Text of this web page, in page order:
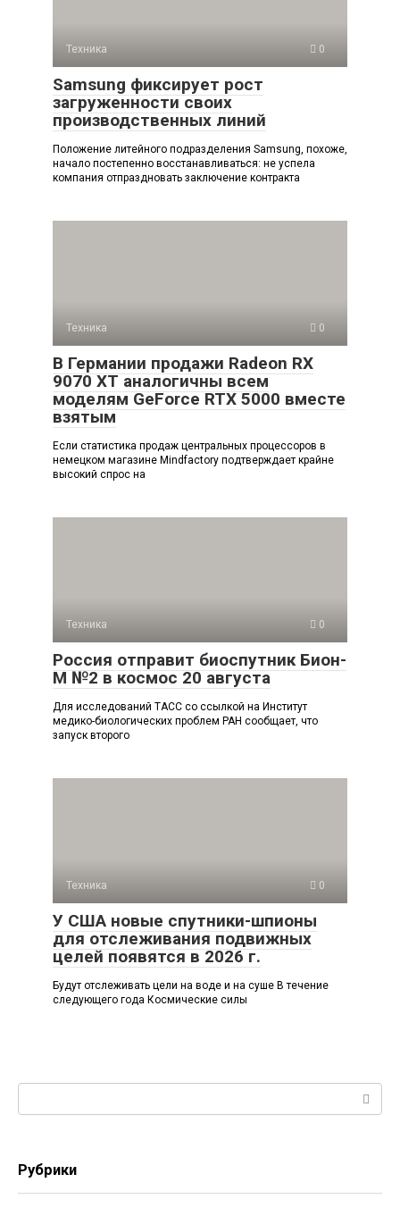
Техника 0
Samsung фиксирует рост
загруженности своих
производственных линий
Положение литейного подразделения Samsung, похоже,
начало постепенно восстанавливаться: не успела
компания отпраздновать заключение контракта
Техника 0
В Германии продажи Radeon RX
9070 XT аналогичны всем
моделям GeForce RTX 5000 вместе
взятым
Если статистика продаж центральных процессоров в
немецком магазине Mindfactory подтверждает крайне
высокий спрос на
Техника 0
Россия отправит биоспутник Бион-
М №2 в космос 20 августа
Для исследований ТАСС со ссылкой на Институт
медико-биологических проблем РАН сообщает, что
запуск второго
Техника 0
У США новые спутники-шпионы
для отслеживания подвижных
целей появятся в 2026 г.
Будут отслеживать цели на воде и на суше В течение
следующего года Космические силы
Рубрики